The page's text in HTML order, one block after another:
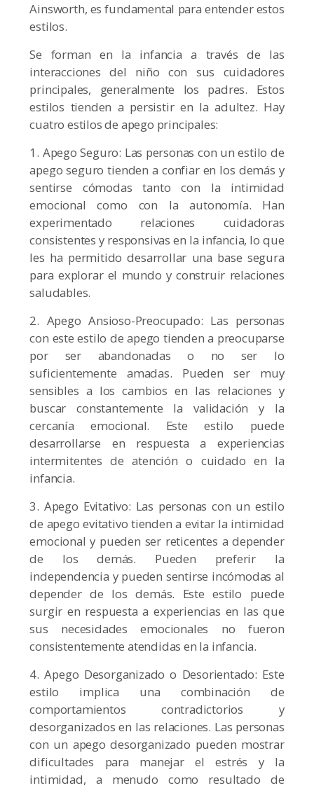
Ainsworth, es fundamental para entender estos
estilos.
Se forman en la infancia a través de las
interacciones del niño con sus cuidadores
principales, generalmente los padres. Estos
estilos tienden a persistir en la adultez. Hay
cuatro estilos de apego principales:
1. Apego Seguro: Las personas con un estilo de
apego seguro tienden a confiar en los demás y
sentirse cómodas tanto con la intimidad
emocional como con la autonomía. Han
experimentado relaciones cuidadoras
consistentes y responsivas en la infancia, lo que
les ha permitido desarrollar una base segura
para explorar el mundo y construir relaciones
saludables.
2. Apego Ansioso-Preocupado: Las personas
con este estilo de apego tienden a preocuparse
por ser abandonadas o no ser lo
suficientemente amadas. Pueden ser muy
sensibles a los cambios en las relaciones y
buscar constantemente la validación y la
cercanía emocional. Este estilo puede
desarrollarse en respuesta a experiencias
intermitentes de atención o cuidado en la
infancia.
3. Apego Evitativo: Las personas con un estilo
de apego evitativo tienden a evitar la intimidad
emocional y pueden ser reticentes a depender
de los demás. Pueden preferir la
independencia y pueden sentirse incómodas al
depender de los demás. Este estilo puede
surgir en respuesta a experiencias en las que
sus necesidades emocionales no fueron
consistentemente atendidas en la infancia.
4. Apego Desorganizado o Desorientado: Este
estilo implica una combinación de
comportamientos contradictorios y
desorganizados en las relaciones. Las personas
con un apego desorganizado pueden mostrar
dificultades para manejar el estrés y la
intimidad, a menudo como resultado de